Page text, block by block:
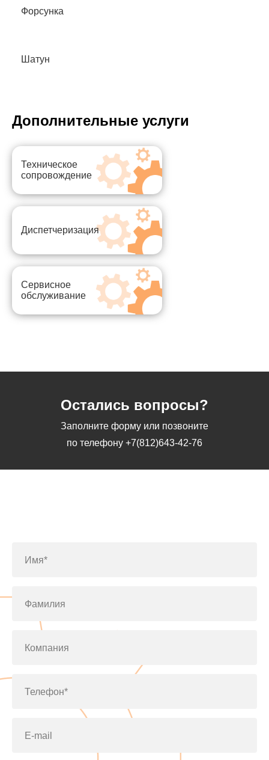
Форсунка
Шатун
Дополнительные услуги
Техническое
сопровождение
Диспетчеризация
Сервисное
обслуживание
Остались вопросы?
Заполните форму или позвоните
по телефону +7(812)643-42-76
Имя*
Фамилия
Компания
Телефон*
E-mail